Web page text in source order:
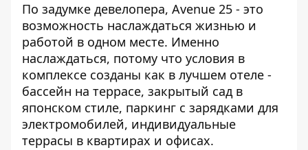
По задумке девелопера, Avenue 25 - это
возможность наслаждаться жизнью и
работой в одном месте. Именно
наслаждаться, потому что условия в
комплексе созданы как в лучшем отеле -
бассейн на террасе, закрытый сад в
японском стиле, паркинг с зарядками для
электромобилей, индивидуальные
террасы в квартирах и офисах.